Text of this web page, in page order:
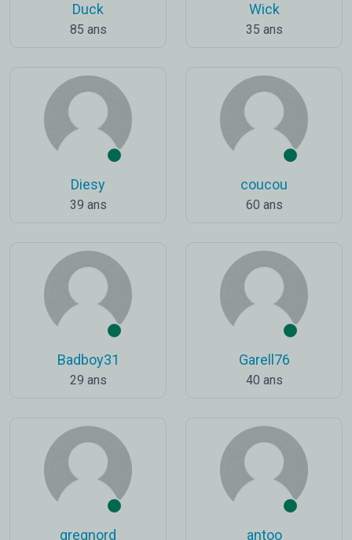
Duck
85 ans
Wick
35 ans
Diesy
39 ans
coucou
60 ans
Badboy31
29 ans
Garell76
40 ans
gregnord antoo